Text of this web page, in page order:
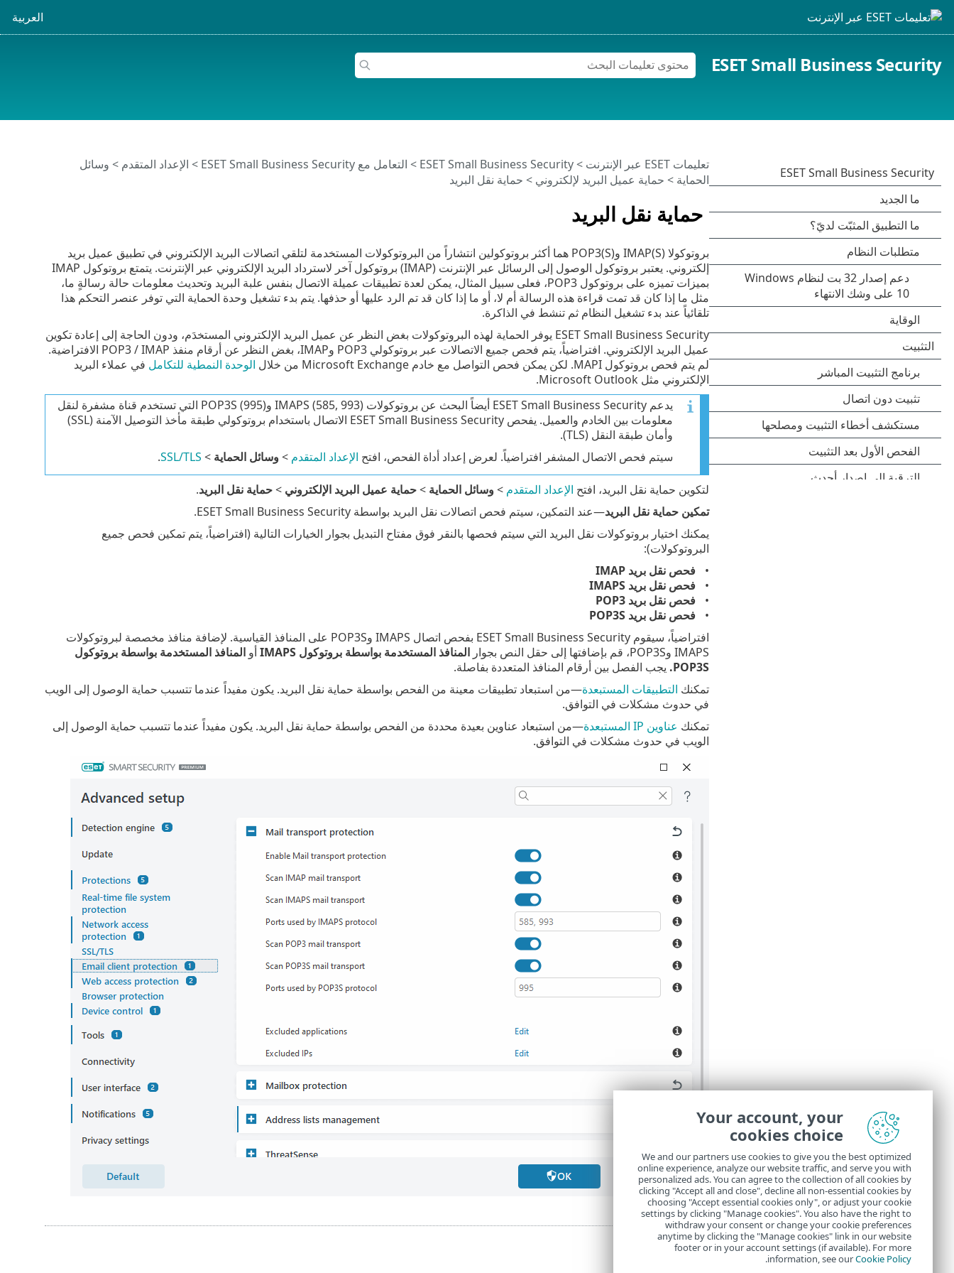
العربية
ESET Small Business Security
حماية نقل البريد
تعليمات ESET عبر الإنترنت >
ESET Small Business Security
> التعامل مع ESET Small Business Security > الإعداد المتقدم > وسائل
الحماية > حماية عميل البريد لإلكتروني > حماية نقل البريد
بروتوكولا IMAP(S) وPOP3(S) هما أكثر بروتوكولين انتشاراً من البروتوكولات المستخدمة لتلقي اتصالات البريد الإلكتروني في تطبيق عميل بريد
إلكتروني. يعتبر بروتوكول الوصول إلى الرسائل عبر الإنترنت (IMAP) بروتوكول آخر لاسترداد البريد الإلكتروني عبر الإنترنت. يتمتع بروتوكول IMAP
بميزات تميزه على بروتوكول POP3، فعلى سبيل المثال، يمكن لعدة تطبيقات عميلة الاتصال بنفس علبة البريد وتحديث معلومات حالة رسالةٍ ما،
مثل ما إذا كان قد تمت قراءة هذه الرسالة أم لا، أو ما إذا كان قد تم الرد عليها أو حذفها. يتم بدء تشغيل وحدة الحماية التي توفر عنصر التحكم هذا
تلقائياً عند بدء تشغيل النظام ثم تنشط في الذاكرة.
ESET Small Business Security يوفر الحماية لهذه البروتوكولات بغض النظر عن عميل البريد الإلكتروني المستخدَم، ودون الحاجة إلى إعادة تكوين
عميل البريد الإلكتروني. افتراضياً، يتم فحص جميع الاتصالات عبر بروتوكولي POP3 وIMAP، بغض النظر عن أرقام منفذ POP3 / IMAP الافتراضية.
لم يتم فحص بروتوكول MAPI. لكن يمكن فحص التواصل مع خادم Microsoft Exchange من خلال
الوحدة النمطية للتكامل في عملاء البريد
الإلكتروني مثل Microsoft Outlook.
يدعم ESET Small Business Security أيضاً البحث عن بروتوكولات IMAPS (585, 993) وPOP3S (995) التي تستخدم قناة مشفرة لنقل
معلومات بين الخادم والعميل. يفحص ESET Small Business Security الاتصال باستخدام بروتوكولي طبقة مأخذ التوصيل الآمنة (SSL)
وأمان طبقة النقل (TLS).
سيتم فحص الاتصال المشفر افتراضياً. لعرض إعداد أداة الفحص، افتح الإعداد المتقدم >وسائل الحماية >
SSL/TLS
.
لتكوين حماية نقل البريد، افتح الإعداد المتقدم >وسائل الحماية >حماية عميل البريد الإلكتروني >حماية نقل البريد.
تمكين حماية نقل البريد—عند التمكين، سيتم فحص اتصالات نقل البريد بواسطة ESET Small Business Security.
يمكنك اختيار بروتوكولات نقل البريد التي سيتم فحصها بالنقر فوق مفتاح التبديل بجوار الخيارات التالية (افتراضياً، يتم تمكين فحص جميع
البروتوكولات):
فحص نقل بريد IMAP
فحص نقل بريد IMAPS
فحص نقل بريد POP3
فحص نقل بريد POP3S
افتراضياً، سيقوم ESET Small Business Security بفحص اتصال IMAPS وPOP3S على المنافذ القياسية. لإضافة منافذ مخصصة لبروتوكولات
IMAPS وPOP3S، قم بإضافتها إلى حقل النص بجوار
المنافذ المستخدمة بواسطة بروتوكول IMAPS أو المنافذ المستخدمة بواسطة بروتوكول
POP3S. يجب الفصل بين أرقام المنافذ المتعددة بفاصلة.
تمكنك التطبيقات المستبعدة—من استبعاد تطبيقات معينة من الفحص بواسطة حماية نقل البريد. يكون مفيداً عندما تتسبب حماية الوصول إلى الويب
في حدوث مشكلات في التوافق.
تمكنك عناوين IP المستبعدة
—من استبعاد عناوين بعيدة محددة من الفحص بواسطة حماية نقل البريد. يكون مفيداً عندما تتسبب حماية الوصول إلى
الويب في حدوث مشكلات في التوافق.
Your account, your
cookies choice
We and our partners use cookies to give you the best optimized
online experience, analyze our website traffic, and serve you with
personalized ads. You can agree to the collection of all cookies by
clicking "Accept all and close", decline all non-essential cookies by
choosing "Accept essential cookies only", or adjust your cookie
settings by clicking "Manage cookies". You also have the right to
withdraw your consent or change your cookie preferences
anytime by clicking the "Manage cookies" link in our website
footer or in your account settings (if available). For more
information, see ourCookie Policy
.